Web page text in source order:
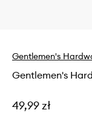
Gentlemen's
Gentlemen's
49,99 zł